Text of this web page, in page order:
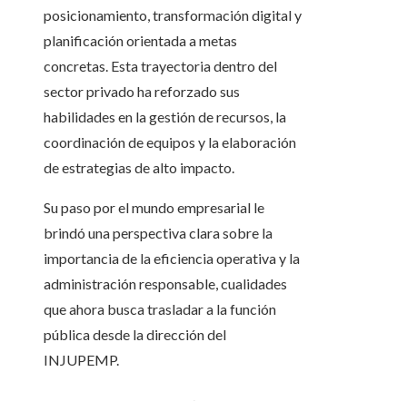
posicionamiento, transformación digital y
planificación orientada a metas
concretas. Esta trayectoria dentro del
sector privado ha reforzado sus
habilidades en la gestión de recursos, la
coordinación de equipos y la elaboración
de estrategias de alto impacto.
Su paso por el mundo empresarial le
brindó una perspectiva clara sobre la
importancia de la eficiencia operativa y la
administración responsable, cualidades
que ahora busca trasladar a la función
pública desde la dirección del
INJUPEMP.